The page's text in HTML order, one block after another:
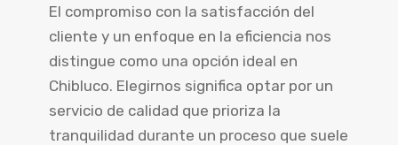
El compromiso con la satisfacción del
cliente y un enfoque en la eficiencia nos
distingue como una opción ideal en
Chibluco. Elegirnos significa optar por un
servicio de calidad que prioriza la
tranquilidad durante un proceso que suele